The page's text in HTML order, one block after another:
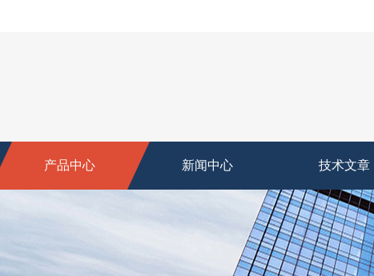
产品中心 新闻中心 技术文章